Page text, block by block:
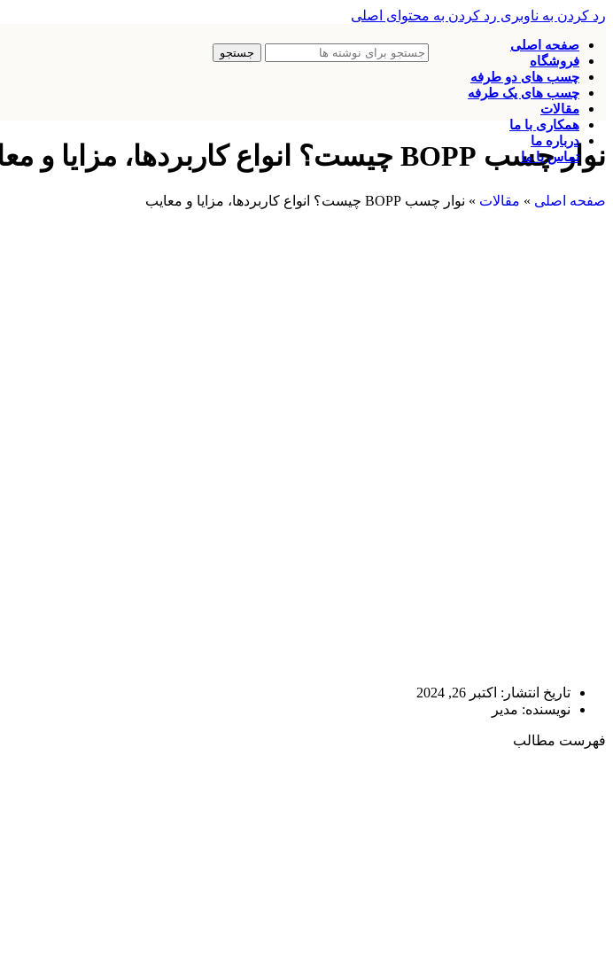
رد کردن به ناوبری رد کردن به محتوای اصلی
جستجو
صفحه اصلی
فروشگاه
چسب های دو طرفه
چسب های یک طرفه
مقالات
همکاری با ما
درباره ما
تماس با ما
نوار چسب BOPP چیست؟ انواع کاربردها، مزایا و معایب
صفحه اصلی » مقالات » نوار چسب BOPP چیست؟ انواع کاربردها، مزایا و معایب
تاریخ انتشار: اکتبر 26, 2024
نویسنده: مدیر
فهرست مطالب